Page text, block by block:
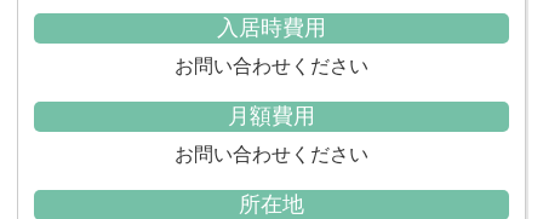
入居時費用
お問い合わせください
月額費用
お問い合わせください
所在地